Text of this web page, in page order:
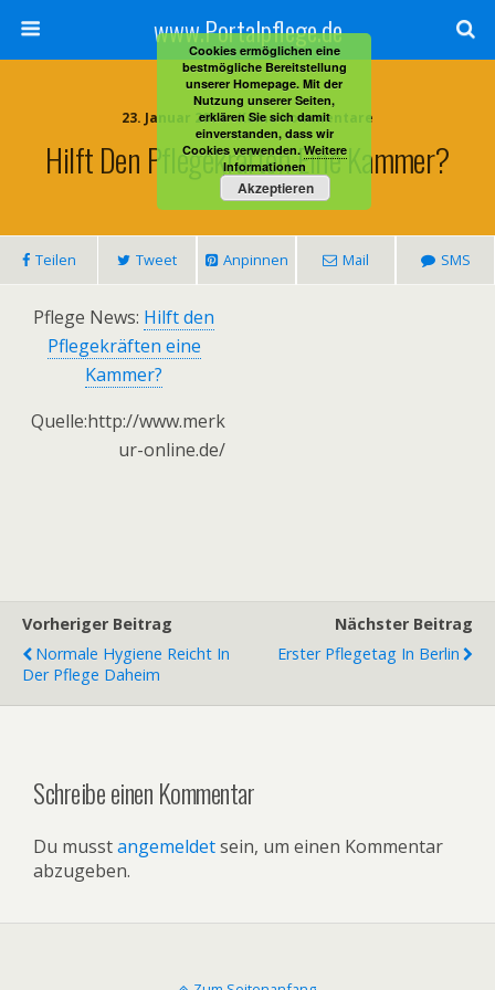
www.Portalpflege.de
23. Januar 2014 • Keine Kommentare
Hilft Den Pflegekräften Eine Kammer?
Teilen Tweet Anpinnen Mail SMS
Pflege News: Hilft den
Pflegekräften eine
Kammer?
Quelle:http://www.merk
ur-online.de/
Vorheriger Beitrag
Normale Hygiene Reicht In
Der Pflege Daheim
Nächster Beitrag
Erster Pflegetag In Berlin
Schreibe einen Kommentar
Du musstangemeldetsein, um einen Kommentar
abzugeben.
Cookies ermöglichen eine
bestmögliche Bereitstellung
unserer Homepage. Mit der
Nutzung unserer Seiten,
erklären Sie sich damit
einverstanden, dass wir
Cookies verwenden.Weitere
Informationen
Akzeptieren